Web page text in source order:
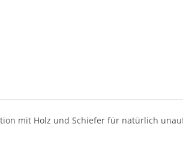
mit Holz und Schiefer für natürlich